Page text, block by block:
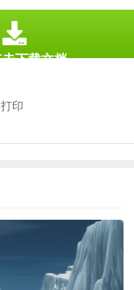
印
击下载文档